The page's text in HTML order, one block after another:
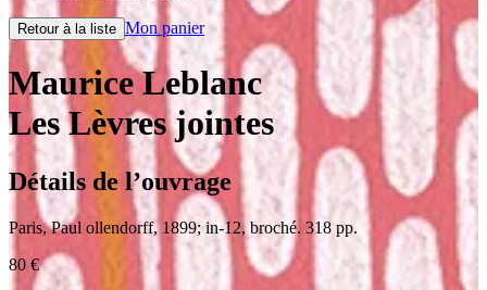
Retour à la liste Mon panier
Maurice Leblanc
Les Lèvres jointes
Détails de l’ouvrage
Paris,Paul ollendorff,1899; in-12, broché. 318 pp.
80 €